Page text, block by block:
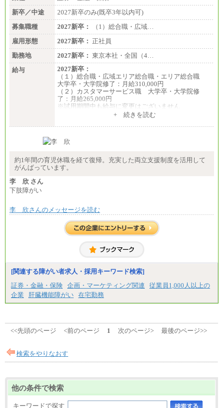
■I&Jデジタルイノベーション(株)
総合職 月給224,500～242,600円＋地域手当
※詳細はJTBキャリアサイトよりご確認ください。
＜有期社員コース＞
■(株)JTBビジネストランスフォーム
有期契約職 月給185,000～195,000円
※詳細はJTBキャリアサイトよりご確認ください。
■(株)JTBパブリッシング ※2027年新卒募集終了
総合職 月給241,000円
中途：
①月給227,000円以上
②月給212,000円以上
④月給23万円～37万円
⑤月給20万円～25万円
⑦月給271,000円以上
⑯月給185,000円以上
⑰月給237,000円以上
⑱月給212,000円以上
㉒月給185,000 円以上
㉓月給224,500円以上
※全コース共通※ 能力・経験・勤務地などにより
異なります
※試用期間中も給与に変更はございません。
新卒／中途
2027新卒のみ(既卒3年以内可)
募集職種
2027新卒：
（1）総合職・広域…
雇用形態
2027新卒： 正社員
勤務地
2027新卒： 東京本社・全国（4…
給与
2027新卒：
（１）総合職・広域エリア総合職・エリア総合職
大学卒・大学院修了：月給310,000円
（２）カスタマーサービス職 大学卒・大学院修
了：月給265,000円
※試用期間中も給与に変更はございません
+ 続きを読む
約1年間の育児休職を経て復帰。充実した両立支援制度を活用して
がんばっています。
李 欣 さん
下肢障がい
李 欣さんのメッセージを読む
[関連する障がい者求人・採用キーワード検索]
証券・金融・保険 企画・マーケティング関連
従業員1,000人以上の
企業
肝臓機能障がい 在宅勤務
<<先頭のページ <前のページ 1 次のページ> 最後のページ>>
検索をやりなおす
他の条件で検索
キーワードで探す